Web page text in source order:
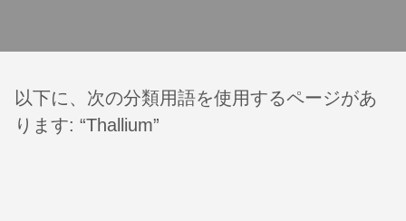
以下に、次の分類用語を使用するページがあ
ります: “Thallium”